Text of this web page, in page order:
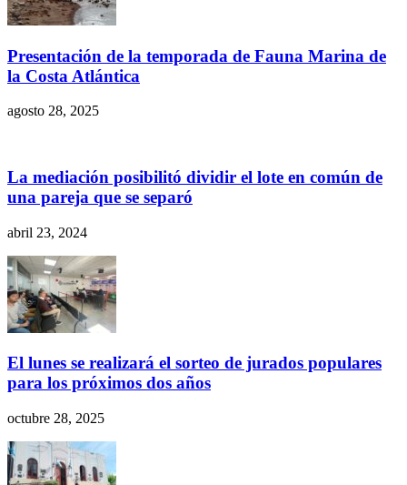
Presentación de la temporada de Fauna Marina de
la Costa Atlántica
agosto 28, 2025
La mediación posibilitó dividir el lote en común de
una pareja que se separó
abril 23, 2024
El lunes se realizará el sorteo de jurados populares
para los próximos dos años
octubre 28, 2025